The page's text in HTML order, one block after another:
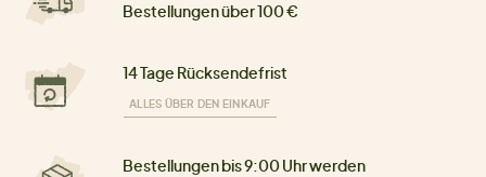
Bestellungen über 100 €
14 Tage Rücksendefrist
ALLES ÜBER DEN EINKAUF
Bestellungen bis 9:00 Uhr werden